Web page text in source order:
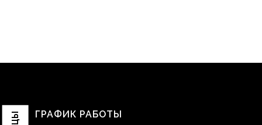
ГРАФИК РАБОТЫ